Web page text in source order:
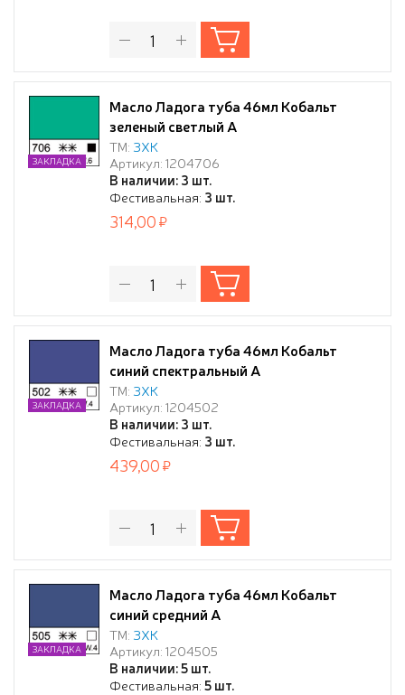
Масло Ладога туба 46мл Кобальт
зеленый светлый А
ТМ: ЗХК
Артикул: 1204706
В наличии: 3 шт.
Фестивальная: 3 шт.
ЗАКЛАДКА
314,00
Масло Ладога туба 46мл Кобальт
синий спектральный А
ТМ: ЗХК
Артикул: 1204502
В наличии: 3 шт.
Фестивальная: 3 шт.
ЗАКЛАДКА
439,00
Масло Ладога туба 46мл Кобальт
синий средний А
ТМ: ЗХК
Артикул: 1204505
В наличии: 5 шт.
Фестивальная:5 шт.
ЗАКЛАДКА